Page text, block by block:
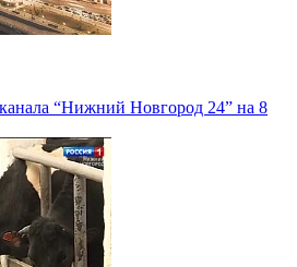
“Нижний Новгород 24” на 8